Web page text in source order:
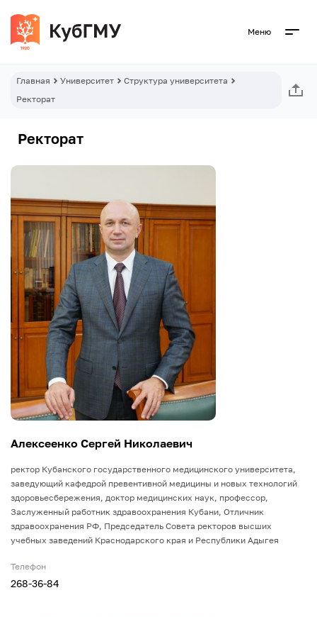
Меню
Главная Университет
Структура университета
Ректорат
Ректорат
Алексеенко Сергей Николаевич
ректор Кубанского государственного медицинского университета,
заведующий кафедрой превентивной медицины и новых технологий
здоровьесбережения, доктор медицинских наук, профессор,
Заслуженный работник здравоохранения Кубани, Отличник
здравоохранения РФ, Председатель Совета ректоров высших
учебных заведений Краснодарского края и Республики Адыгея
Телефон
268-36-84